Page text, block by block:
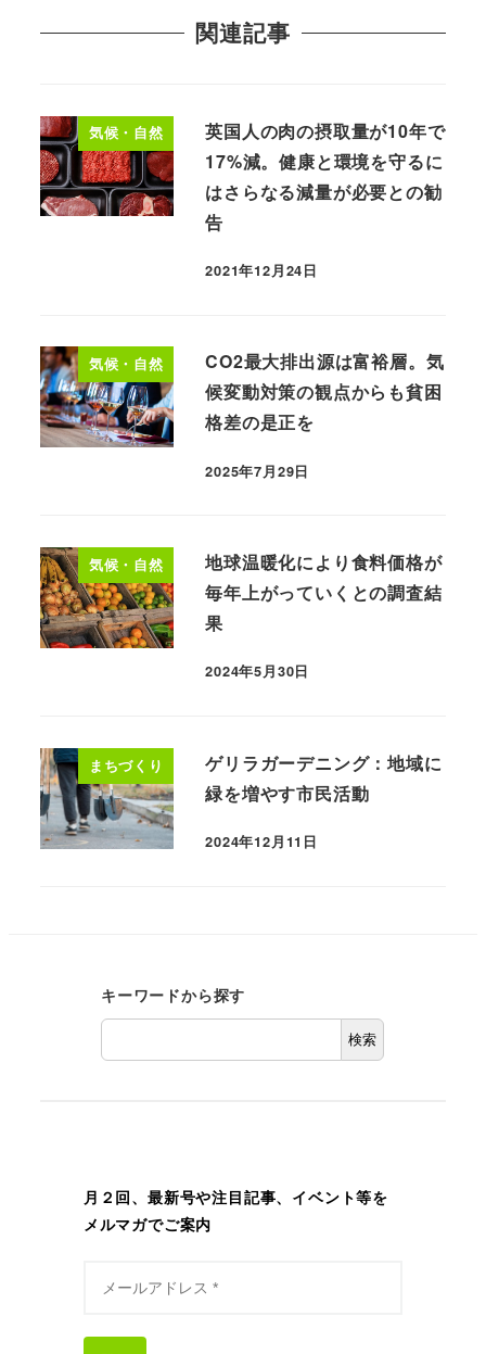
関連記事
気候・自然
英国人の肉の摂取量が10年で
17%減。健康と環境を守るに
はさらなる減量が必要との勧
告
2021年12月24日
気候・自然
CO2最大排出源は富裕層。気
候変動対策の観点からも貧困
格差の是正を
2025年7月29日
気候・自然
地球温暖化により食料価格が
毎年上がっていくとの調査結
果
2024年5月30日
まちづくり
ゲリラガーデニング：地域に
緑を増やす市民活動
2024年12月11日
キーワードから探す
検索
月２回、最新号や注目記事、イベント等を
メルマガでご案内